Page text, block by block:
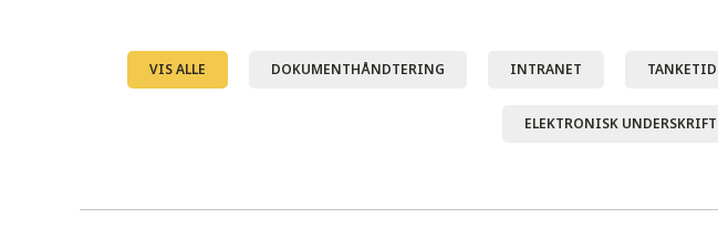
VIS ALLE DOKUMENTHÅNDTERING INTRANET TANKETID
ELEKTRONISK UNDERSKRIFT